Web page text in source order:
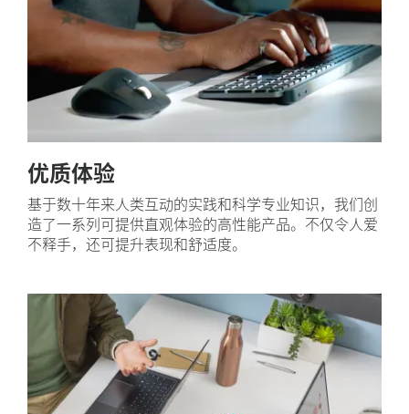
优质体验
基于数十年来人类互动的实践和科学专业知识，我们创
造了一系列可提供直观体验的高性能产品。不仅令人爱
不释手，还可提升表现和舒适度。